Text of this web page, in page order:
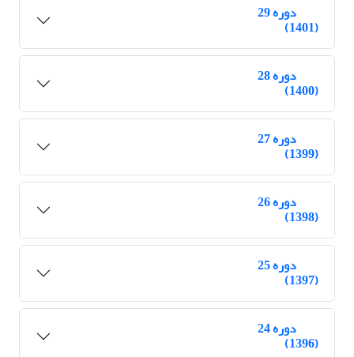
دوره 29
(1401)
دوره 28
(1400)
دوره 27
(1399)
دوره 26
(1398)
دوره 25
(1397)
دوره 24
(1396)